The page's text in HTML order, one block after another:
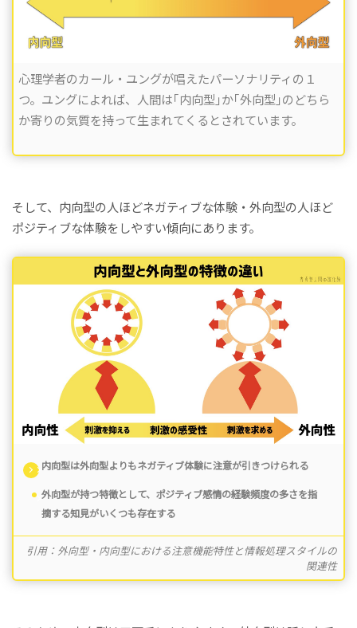
心理学者のカール・ユングが唱えたパーソナリティの１
つ。ユングによれば、人間は｢内向型｣か｢外向型｣のどちら
か寄りの気質を持って生まれてくるとされています。
そして、内向型の人ほどネガティブな体験・外向型の人ほど
ポジティブな体験をしやすい傾向にあります。
内向型は外向型よりもネガティブ体験に注意が引きつけられる
外向型が持つ特徴として、ポジティブ感情の経験頻度の多さを指
摘する知見がいくつも存在する
引用：外向型・内向型における注意機能特性と情報処理スタイルの
関連性